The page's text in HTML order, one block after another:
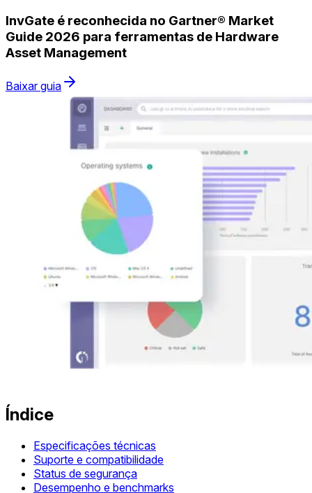
InvGate é reconhecida no Gartner® Market
Guide 2026 para ferramentas de Hardware
Asset Management
Baixar guia
Índice
Especificações técnicas
Suporte e compatibilidade
Status de segurança
Desempenho e benchmarks